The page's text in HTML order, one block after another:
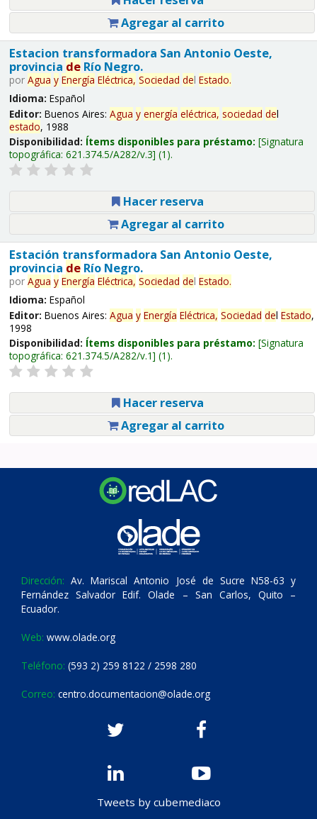
Agregar al carrito
Estacion transformadora San Antonio Oeste,
provincia deRío Negro.
por Agua y Energía Eléctrica, Sociedad del Estado.
Idioma: Español
Editor: Buenos Aires: Agua y energía eléctrica, sociedad del
estado, 1988
Disponibilidad: Ítems disponibles para préstamo: Signatura
topográfica: 621.374.5/A282/v.3 (1).
Hacer reserva
Agregar al carrito
Estación transformadora San Antonio Oeste,
provincia deRío Negro.
por Agua y Energía Eléctrica, Sociedad del Estado.
Idioma: Español
Editor: Buenos Aires: Agua y Energía Eléctrica, Sociedad del Estado,
1998
Disponibilidad: Ítems disponibles para préstamo: Signatura
topográfica: 621.374.5/A282/v.1 (1).
Hacer reserva
Agregar al carrito
Dirección: Av. Mariscal Antonio José de Sucre N58-63 y
Fernández Salvador Edif. Olade – San Carlos, Quito –
Ecuador.
Web: www.olade.org
Teléfono: (593 2) 259 8122 / 2598 280
Correo: centro.documentacion@olade.org
Tweets by cubemediaco